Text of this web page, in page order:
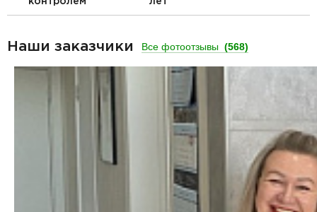
Наши заказчики Все фотоотзывы (568)